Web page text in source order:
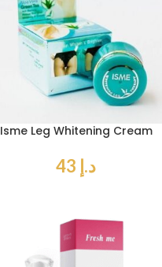
Isme Leg Whitening Cream
د.إ